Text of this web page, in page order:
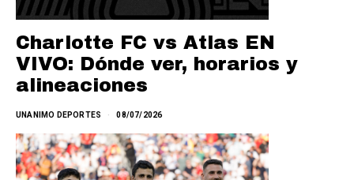
Charlotte FC vs Atlas EN
VIVO: Dónde ver, horarios y
alineaciones
UNANIMO DEPORTES 08/07/2026